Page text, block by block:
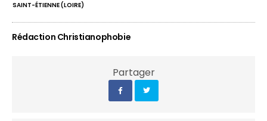
SAINT-ÉTIENNE (LOIRE)
Rédaction Christianophobie
Partager